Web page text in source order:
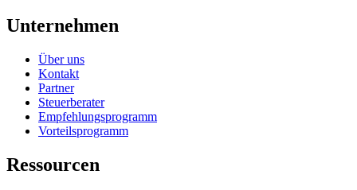
Unternehmen
Über uns
Kontakt
Partner
Steuerberater
Empfehlungsprogramm
Vorteilsprogramm
Ressourcen